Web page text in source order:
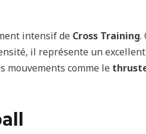
intensif de Cross Training.
il représente un
mouvements comme le